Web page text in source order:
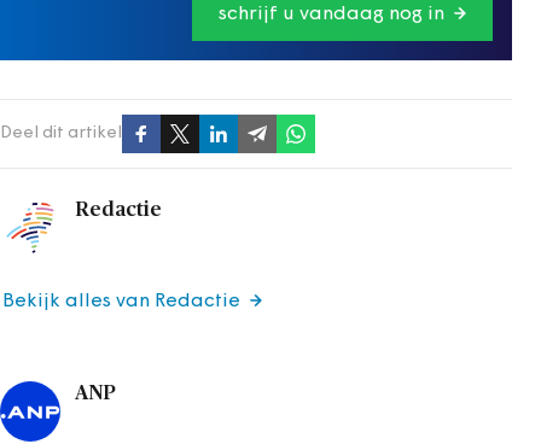
schrijf u vandaag nog in
Deel dit artikel
Redactie
Bekijk alles van Redactie
ANP